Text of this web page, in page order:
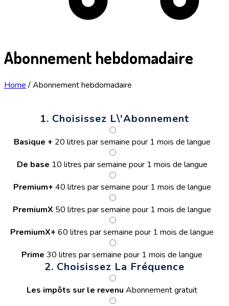
Abonnement hebdomadaire
Home/Abonnement hebdomadaire
1. Choisissez L\'abonnement
Basique + 20 litres par semaine pour 1 mois de langue
De base 10 litres par semaine pour 1 mois de langue
Premium+ 40 litres par semaine pour 1 mois de langue
PremiumX 50 litres par semaine pour 1 mois de langue
PremiumX+ 60 litres par semaine pour 1 mois de langue
Prime 30 litres par semaine pour 1 mois de langue
2. Choisissez La Fréquence
Les impôts sur le revenu Abonnement gratuit